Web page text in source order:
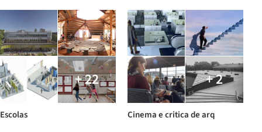
+ 22
Escolas
+ 2
Cinema e critica de arq